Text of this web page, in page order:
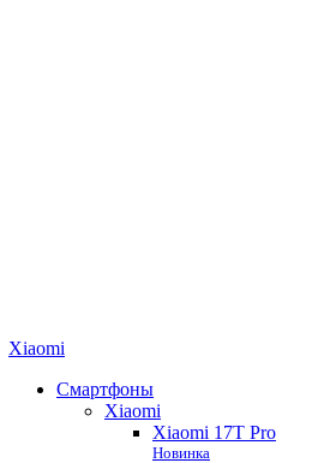
Xiaomi
Смартфоны
Xiaomi
Xiaomi 17T Pro
Новинка